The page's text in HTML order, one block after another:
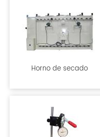
Horno de secado